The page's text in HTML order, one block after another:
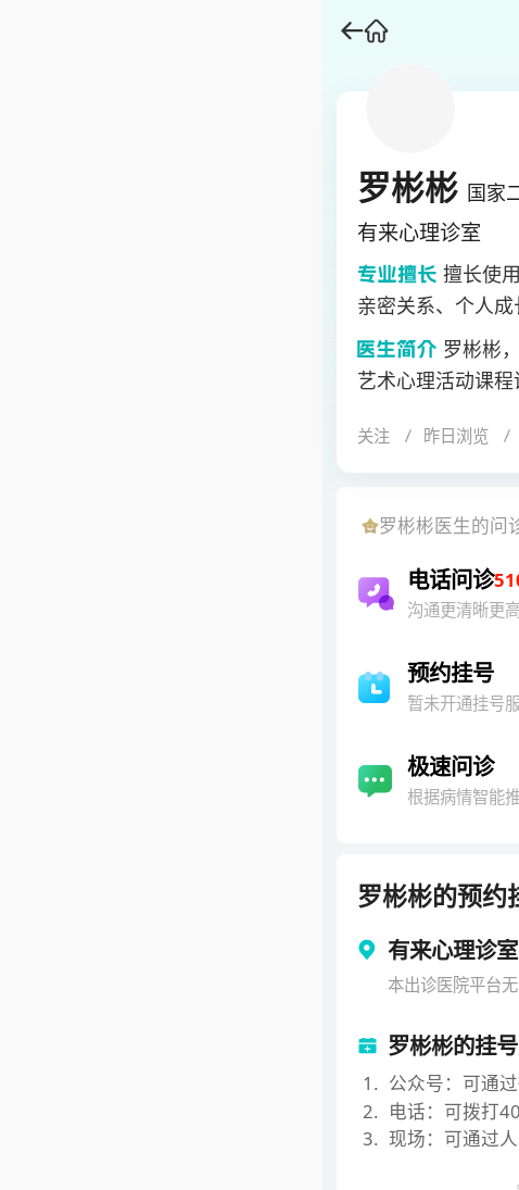
罗彬彬 国家
有来心理诊室
擅长使
亲密关系、个人成
罗彬彬
艺术心理活动课
上海20+家中小学
关注 昨日浏览
罗彬彬医生的问
电话问诊
沟通更清晰更
预约挂号
暂未开通挂号
极速问诊
根据病情智能
罗彬彬的预约
有来心理诊室
本出诊医院平台
罗彬彬的挂
1 . 公众号：可通
2. 电话：可拨打
3. 现场：可通过